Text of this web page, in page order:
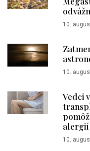
10.
10.
Vedci
alergií
10.